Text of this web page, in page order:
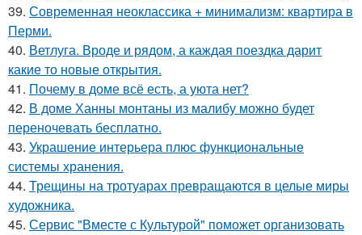
39. Современная неоклассика + минимализм: квартира в
Перми.
40. Ветлуга. Вроде и рядом, а каждая поездка дарит
какие то новые открытия.
41. Почему в доме всё есть, а уюта нет?
42. В доме Ханны монтаны из малибу можно будет
переночевать бесплатно.
43. Украшение интерьера плюс функциональные
системы хранения.
44. Трещины на тротуарах превращаются в целые миры
художника.
45. Сервис "Вместе с Культурой" поможет организовать